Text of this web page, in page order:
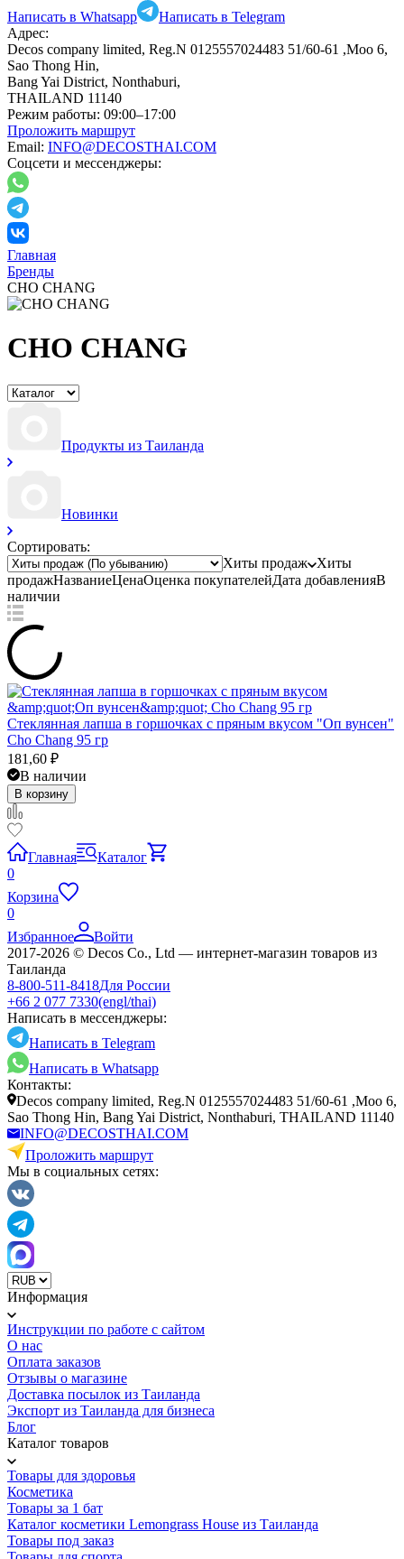
Написать в Whatsapp
Написать в Telegram
Адрес:
Decos company limited, Reg.N 0125557024483 51/60-61 ,Moo 6,
Sao Thong Hin,
Bang Yai District, Nonthaburi,
THAILAND 11140
Режим работы: 09:00–17:00
Проложить маршрут
Email: INFO@DECOSTHAI.COM
Соцсети и мессенджеры:
Главная
Бренды
CHO CHANG
CHO CHANG
Продукты из Таиланда
Новинки
Сортировать:
Хиты продаж
Хиты
продажНазваниеЦенаОценка покупателейДата добавленияВ
наличии
Стеклянная лапша в горшочках с пряным вкусом "Оп вунсен"
Cho Chang 95 гр
181,60 ₽
В наличии
В корзину
Главная
Каталог
0
Корзина
0
Избранное
Войти
2017-2026 © Decos Co., Ltd — интернет-магазин товаров из
Таиланда
8-800-511-8418Для России
+66 2 077 7330(engl/thai)
Написать в мессенджеры:
Написать в Telegram
Написать в Whatsapp
Контакты:
Decos company limited, Reg.N 0125557024483 51/60-61 ,Moo 6,
Sao Thong Hin, Bang Yai District, Nonthaburi, THAILAND 11140
INFO@DECOSTHAI.COM
Проложить маршрут
Мы в социальных сетях:
Информация
Инструкции по работе с сайтом
О нас
Оплата заказов
Отзывы о магазине
Доставка посылок из Таиланда
Экспорт из Таиланда для бизнеса
Блог
Каталог товаров
Товары для здоровья
Косметика
Товары за 1 бат
Каталог косметики Lemongrass House из Таиланда
Товары под заказ